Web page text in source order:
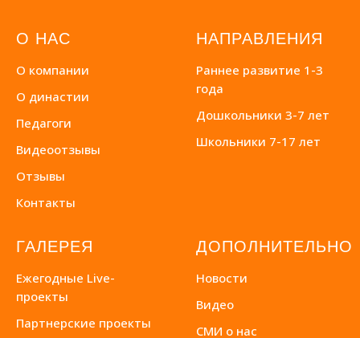
О НАС
О компании
О династии
Педагоги
Видеоотзывы
Отзывы
Контакты
НАПРАВЛЕНИЯ
Раннее развитие 1-3
года
Дошкольники 3-7 лет
Школьники 7-17 лет
ГАЛЕРЕЯ
Ежегодные Live-
проекты
Партнерские проекты
ДОПОЛНИТЕЛЬНО
Новости
Видео
СМИ о нас